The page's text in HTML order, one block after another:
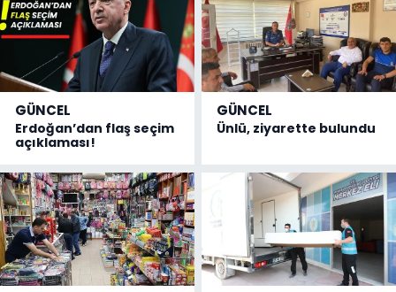
GÜNCEL
Erdoğan’dan flaş seçim
açıklaması!
GÜNCEL
Ünlü, ziyarette bulundu